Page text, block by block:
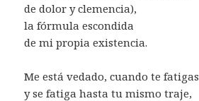
de dolor y clemencia),
la fórmula escondida
de mi propia existencia.
Me está vedado, cuando te fatigas
y se fatiga hasta tu mismo traje,